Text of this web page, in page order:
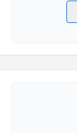
Kişisel